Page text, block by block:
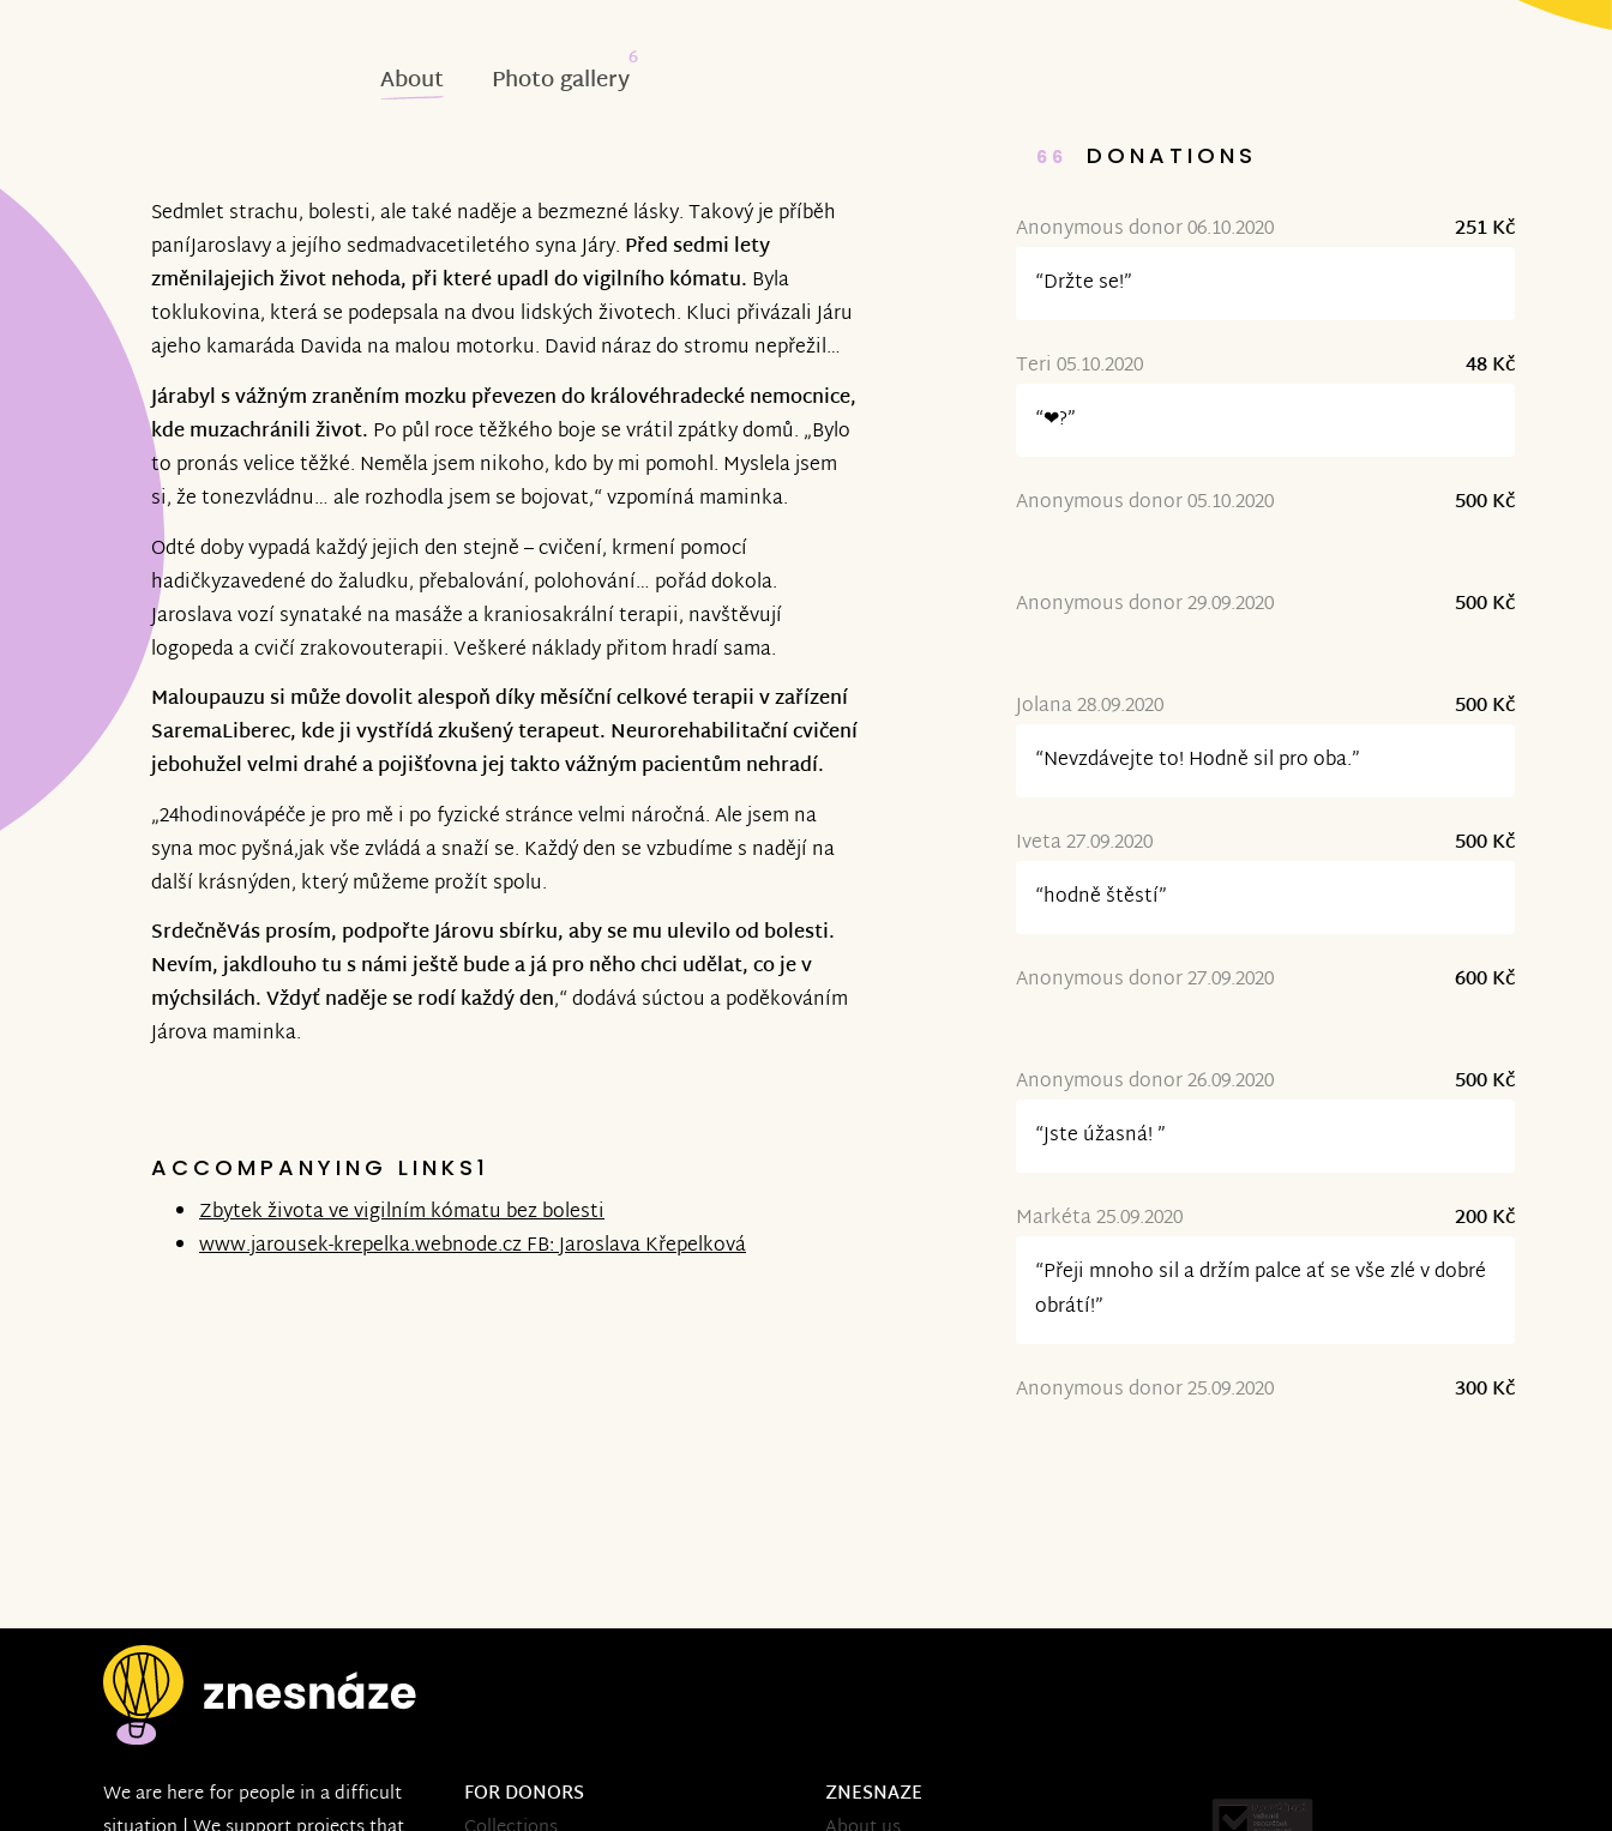
About Photo gallery
6
Sedmlet strachu, bolesti, ale také naděje a bezmezné lásky. Takový je příběh
paníJaroslavy a jejího sedmadvacetiletého syna Járy. Před sedmi lety
změnilajejich život nehoda, při které upadl do vigilního kómatu. Byla
toklukovina, která se podepsala na dvou lidských životech. Kluci přivázali Járu
ajeho kamaráda Davida na malou motorku. David náraz do stromu nepřežil…
Járabyl s vážným zraněním mozku převezen do královéhradecké nemocnice,
kde muzachránili život. Po půl roce těžkého boje se vrátil zpátky domů. „Bylo
to pronás velice těžké. Neměla jsem nikoho, kdo by mi pomohl. Myslela jsem
si, že tonezvládnu… ale rozhodla jsem se bojovat,“ vzpomíná maminka.
Odté doby vypadá každý jejich den stejně – cvičení, krmení pomocí
hadičkyzavedené do žaludku, přebalování, polohování… pořád dokola.
Jaroslava vozí synataké na masáže a kraniosakrální terapii, navštěvují
logopeda a cvičí zrakovouterapii. Veškeré náklady přitom hradí sama.
Maloupauzu si může dovolit alespoň díky měsíční celkové terapii v zařízení
SaremaLiberec, kde ji vystřídá zkušený terapeut. Neurorehabilitační cvičení
jebohužel velmi drahé a pojišťovna jej takto vážným pacientům nehradí.
„24hodinovápéče je pro mě i po fyzické stránce velmi náročná. Ale jsem na
syna moc pyšná,jak vše zvládá a snaží se. Každý den se vzbudíme s nadějí na
další krásnýden, který můžeme prožít spolu.
SrdečněVás prosím, podpořte Járovu sbírku, aby se mu ulevilo od bolesti.
Nevím, jakdlouho tu s námi ještě bude a já pro něho chci udělat, co je v
mýchsilách. Vždyť naděje se rodí každý den,“ dodává súctou a poděkováním
Járova maminka.
ACCOMPANYING LINKS1
Zbytek života ve vigilním kómatu bez bolesti
www.jarousek-krepelka.webnode.cz FB: Jaroslava Křepelková
66 DONATIONS
Anonymous donor 06.10.2020
251 Kč
“Držte se!”
Teri 05.10.2020
48 Kč
“❤?”
Anonymous donor 05.10.2020 500 Kč
Anonymous donor 29.09.2020 500 Kč
Jolana 28.09.2020
500 Kč
“Nevzdávejte to! Hodně sil pro oba.”
Iveta 27.09.2020
500 Kč
“hodně štěstí”
Anonymous donor 27.09.2020 600 Kč
Anonymous donor 26.09.2020
500 Kč
“Jste úžasná! ”
Markéta 25.09.2020
200 Kč
“Přeji mnoho sil a držím palce ať se vše zlé v dobré
obrátí!”
Anonymous donor 25.09.2020 300 Kč
We are here for people in a difficult
FOR DONORS
ZNESNAZE